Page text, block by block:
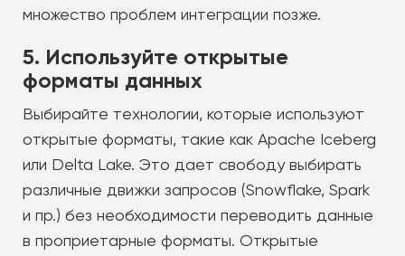
множество проблем интеграции позже.
5. Используйте открытые
форматы данных
Выбирайте технологии, которые используют
открытые форматы, такие как Apache Iceberg
или Delta Lake. Это дает свободу выбирать
различные движки запросов (Snowflake, Spark
и пр.) без необходимости переводить данные
в проприетарные форматы. Открытые